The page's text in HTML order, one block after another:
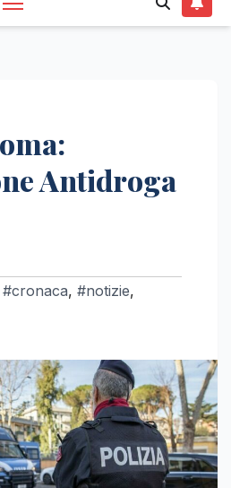
Antidroga
#cronaca, #notizie,